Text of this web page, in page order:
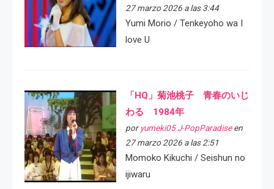
27 marzo 2026 a las 3:44
Yumi Morio / Tenkeyoho wa I
love U
「HQ」菊池桃子 青春のいじ
わる 1984年
por yumeki05 J-PopParadiseen
27 marzo 2026 a las 2:51
Momoko Kikuchi / Seishun no
ijiwaru